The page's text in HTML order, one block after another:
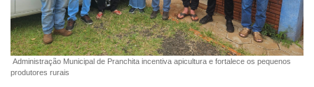
Administração Municipal de Pranchita incentiva apicultura e fortalece os pequenos
produtores rurais